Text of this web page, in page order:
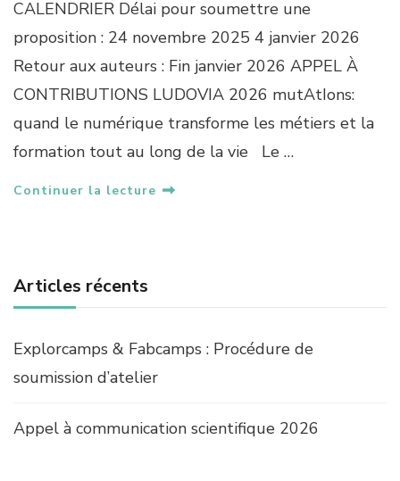
L
À
O
M
U
N
E
F
CALENDRIER Délai pour soumettre une
proposition : 24 novembre 2025 4 janvier 2026
Retour aux auteurs : Fin janvier 2026 APPEL À
CONTRIBUTIONS LUDOVIA 2026 mutAtIons:
quand le numérique transforme les métiers et la
formation tout au long de la vie Le …
Continuer la lecture
Articles récents
Explorcamps & Fabcamps : Procédure de
soumission d’atelier
Appel à communication scientifique 2026